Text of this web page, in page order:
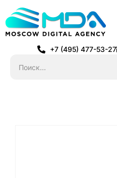
+7 (495) 477-53-27